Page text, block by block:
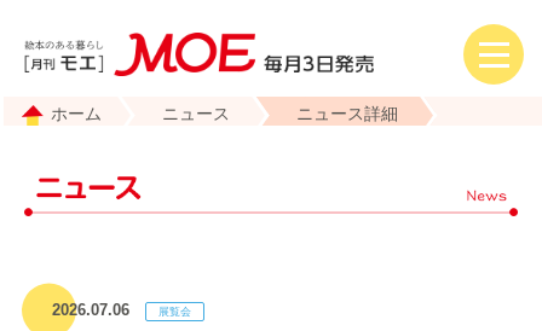
ホーム ニュース ニュース詳細
2026.07.06